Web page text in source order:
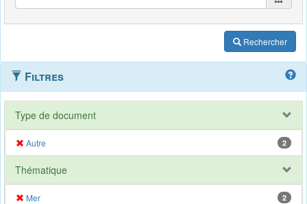
Rechercher
Filtres
Type de document
Autre 2
Thématique
Mer 2